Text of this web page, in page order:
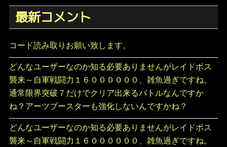
最新コメント
コード読み取りお願い致します。
どんなユーザーなのか知る必要ありませんがレイドボス
襲来～自軍戦闘力１６００００００、雑魚過ぎですね。
通常限界突破７だけでクリア出来るバトルなんですか
ね？アーツブースターも強化しないんですかね？
どんなユーザーなのか知る必要ありませんがレイドボス
襲来～自軍戦闘力１６００００００、雑魚過ぎですね。